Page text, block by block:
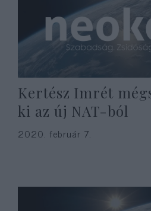
Kertész Imrét
ki az új NAT-ból
2020. február 7.